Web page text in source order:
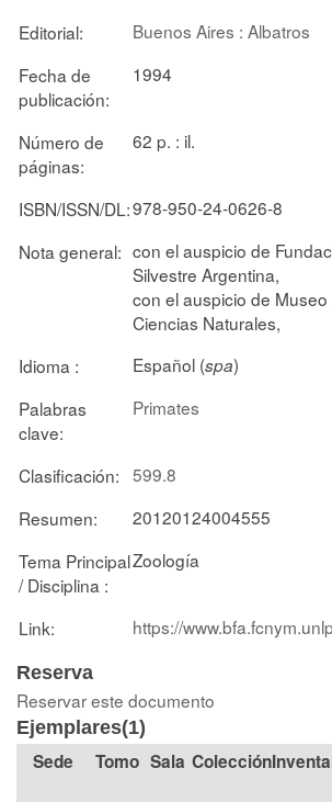
Editorial:
Buenos Aires : Albatros
Fecha de
publicación:
1994
Número de
páginas:
62 p. : il.
ISBN/ISSN/DL:978-950-24-0626-8
Nota general: con el auspicio de
Silvestre Argentina,
con el auspicio de
Ciencias Naturales,
Idioma :
Español (spa)
Palabras
clave:
Primates
Clasificación: 599.8
Resumen:
20120124004555
Tema Principal
/ Disciplina :
Zoología
Link: https://
Reserva
Reservar este documento
Ejemplares(1)
Tomo Sala Colección